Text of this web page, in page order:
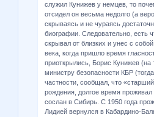
служил Кунижев у немцев, то
отсидел он весьма недолго (а
скрываясь и не чураясь
биографии. Следовательно, есть
скрывал от близких и унес с
века, когда пришло время
приоткрылись, Борис Кунижев (на
министру безопасности КБР
частности, сообщал, что
рождения, долгое время
сослан в Сибирь. С 1950 года
Лидией вернулся в Кабардино-